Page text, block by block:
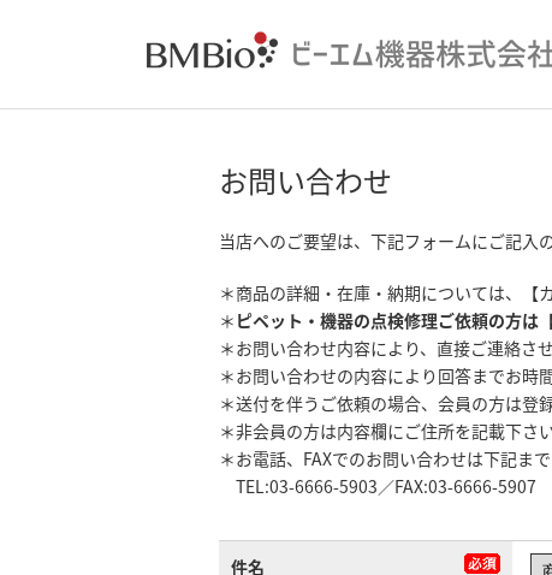
お問い合わせ
当店へのご要望は、下記フォームにご記入
＊商品の詳細・在庫・納期については、【
＊ ピペット・機器の点検修理ご依頼の方は
＊お問い合わせ内容により、直接ご連絡さ
＊お問い合わせの内容により回答までお時
＊送付を伴うご依頼の場合、会員の方は登
＊非会員の方は内容欄にご住所を記載下さ
＊お電話、FAXでのお問い合わせは下記まで
TEL:03-6666-5903／FAX:03-6666-5907
件名